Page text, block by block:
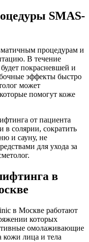
SMAS-
процедурам и
В течение
покрасневшей и
эффекты быстро
может
помогут коже
от пациента
в солярии, сократить
и сауну, не
для ухода за
в
в Москве работают
которых
омолаживающие
кожи лица и тела